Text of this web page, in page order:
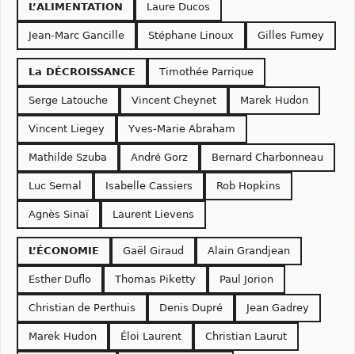
L’ALIMENTATION Laure Ducos
Jean-Marc Gancille Stéphane Linoux Gilles Fumey
La DÉCROISSANCE Timothée Parrique
Serge Latouche Vincent Cheynet Marek Hudon
Vincent Liegey Yves-Marie Abraham
Mathilde Szuba André Gorz Bernard Charbonneau
Luc Semal Isabelle Cassiers Rob Hopkins
Agnès Sinaï Laurent Lievens
L’ÉCONOMIE Gaël Giraud Alain Grandjean
Esther Duflo Thomas Piketty Paul Jorion
Christian de Perthuis Denis Dupré Jean Gadrey
Marek Hudon Éloi Laurent Christian Laurut